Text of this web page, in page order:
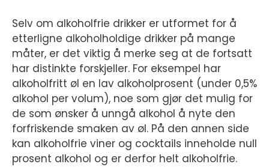
Selv om alkoholfrie drikker er utformet for å
etterligne alkoholholdige drikker på mange
måter, er det viktig å merke seg at de fortsatt
har distinkte forskjeller. For eksempel har
alkoholfritt øl en lav alkoholprosent (under 0,5%
alkohol per volum), noe som gjør det mulig for
de som ønsker å unngå alkohol å nyte den
forfriskende smaken av øl. På den annen side
kan alkoholfrie viner og cocktails inneholde null
prosent alkohol og er derfor helt alkoholfrie.